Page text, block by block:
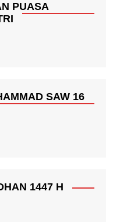
PUASA
SAW 16
1447 H